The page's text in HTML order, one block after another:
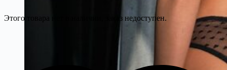
Этого товара нет в наличии, заказ недоступен.